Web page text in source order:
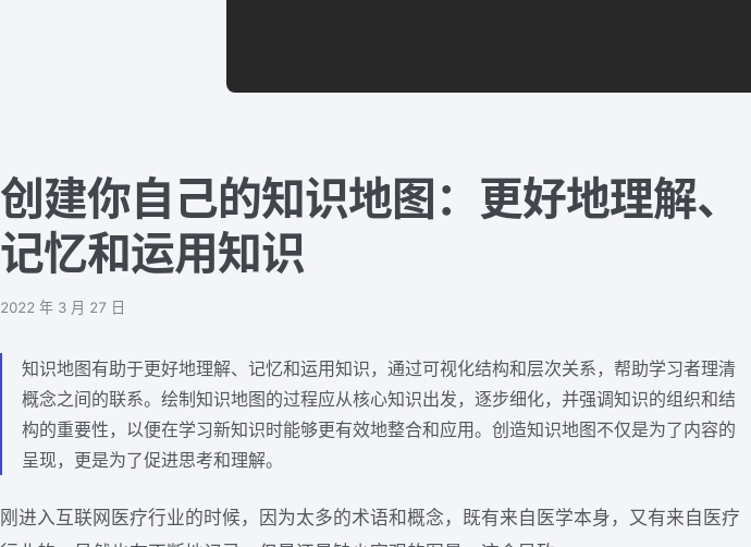
创建你自己的知识地图：更好地理解、
记忆和运用知识
2022 年 3 月 27 日
知识地图有助于更好地理解、记忆和运用知识，通过可视化结构和层次关系，帮助学习者理清
概念之间的联系。绘制知识地图的过程应从核心知识出发，逐步细化，并强调知识的组织和结
构的重要性，以便在学习新知识时能够更有效地整合和应用。创造知识地图不仅是为了内容的
呈现，更是为了促进思考和理解。
刚进入互联网医疗行业的时候，因为太多的术语和概念，既有来自医学本身，又有来自医疗